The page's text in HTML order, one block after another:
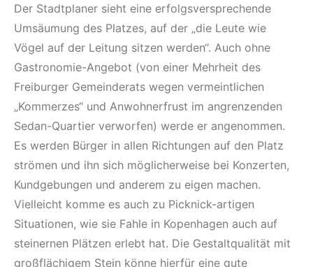
Der Stadtplaner sieht eine erfolgsversprechende
Umsäumung des Platzes, auf der „die Leute wie
Vögel auf der Leitung sitzen werden“. Auch ohne
Gastronomie-Angebot (von einer Mehrheit des
Freiburger Gemeinderats wegen vermeintlichen
„Kommerzes“ und Anwohnerfrust im angrenzenden
Sedan-Quartier verworfen) werde er angenommen.
Es werden Bürger in allen Richtungen auf den Platz
strömen und ihn sich möglicherweise bei Konzerten,
Kundgebungen und anderem zu eigen machen.
Vielleicht komme es auch zu Picknick-artigen
Situationen, wie sie Fahle in Kopenhagen auch auf
steinernen Plätzen erlebt hat. Die Gestaltqualität mit
großflächigem Stein könne hierfür eine gute